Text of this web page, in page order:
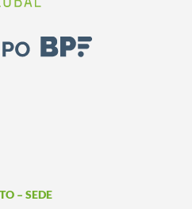
– SEDE